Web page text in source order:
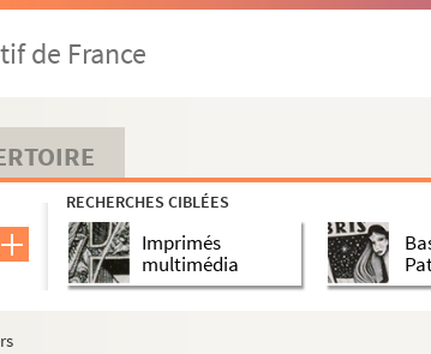
de France
RECHERCHES CIBLÉES
Imprimés
multimédia
de collection - Correspondance
93 - DOC Année Du Crime 82
- Argus 1956-60